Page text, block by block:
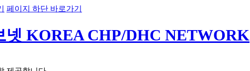
페이지 하단 바로가기
넷 KOREA CHP/DHC NETWORK